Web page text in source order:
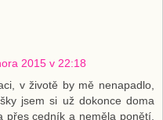
2015 v 22:18
v životě by mě nenapadlo,
jsem si už dokonce doma
přes cedník a neměla ponětí,